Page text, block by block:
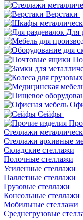
Верстаки
Для
Сейфы
Стеллажи
Cтеллажи архивные
Складские стеллажи
Полочные стеллажи
Усиленные стеллажи
Паллетные стеллажи
Грузовые стеллажи
Консольные стеллажи
Мобильные стеллажи
Среднегрузовые